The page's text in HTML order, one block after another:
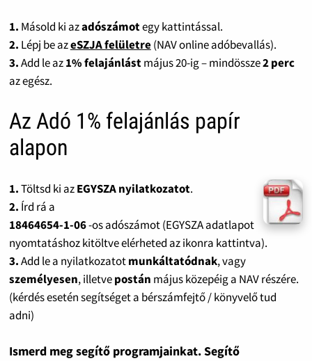
1. Másold ki azadószámotegy kattintással.
2. Lépj be azeSZJA felületre(NAV online adóbevallás).
3.Add le az1% felajánlástmájus 20-ig – mindössze2 perc
az egész.
Az Adó 1% felajánlás papír
alapon
1.Töltsd ki azEGYSZA nyilatkozatot.
2. Írd rá a
18464654-1-06-os adószámot (EGYSZA adatlapot
nyomtatáshoz kitöltve elérheted az ikonra kattintva).
3.Add le a nyilatkozatotmunkáltatódnak, vagy
személyesen, illetvepostán május közepéig a NAV részére.
(kérdés esetén segítséget a bérszámfejtő / könyvelő tud
adni)
Ismerd meg segítő programjainkat. Segítő